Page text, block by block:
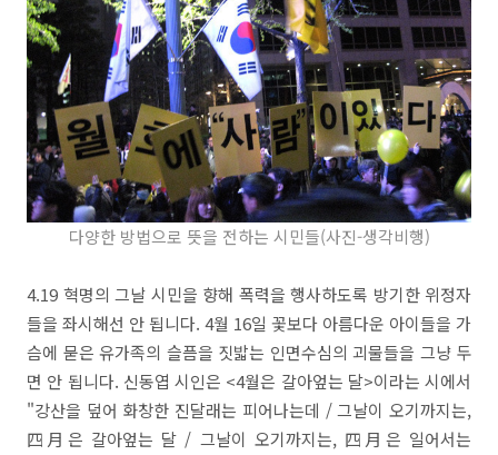
다양한 방법으로 뜻을 전하는 시민들(사진-생각비행)
4.19 혁명의 그날 시민을 향해 폭력을 행사하도록 방기한 위정자
들을 좌시해선 안 됩니다. 4월 16일 꽃보다 아름다운 아이들을 가
슴에 묻은 유가족의 슬픔을 짓밟는 인면수심의 괴물들을 그냥 두
면 안 됩니다. 신동엽 시인은 <4월은 갈아엎는 달>이라는 시에서
"강산을 덮어 화창한 진달래는 피어나는데 / 그날이 오기까지는,
四月은 갈아엎는 달 / 그날이 오기까지는, 四月은 일어서는